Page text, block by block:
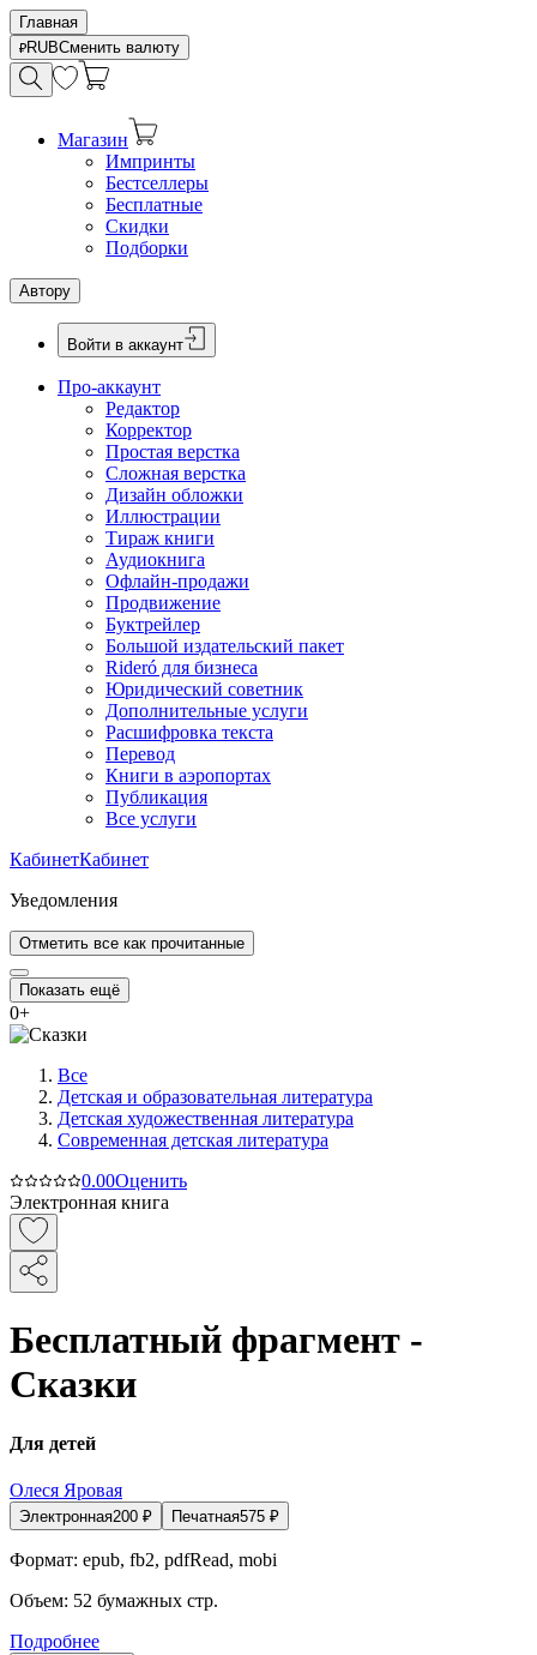
Главная
RUBСменить валюту
Магазин
Импринты
Бестселлеры
Бесплатные
Скидки
Подборки
Автору
Войти в аккаунт
Про-аккаунт
Редактор
Корректор
Простая верстка
Сложная верстка
Дизайн обложки
Иллюстрации
Тираж книги
Аудиокнига
Офлайн-продажи
Продвижение
Буктрейлер
Большой издательский пакет
Rideró для бизнеса
Юридический советник
Дополнительные услуги
Расшифровка текста
Перевод
Книги в аэропортах
Публикация
Все услуги
КабинетКабинет
Уведомления
Отметить все как прочитанные
Показать ещё
0+
Все
Детская и образовательная литература
Детская художественная литература
Современная детская литература
0.00Оценить
Электронная книга
Бесплатный фрагмент -
Сказки
Для детей
Олеся Яровая
Электронная200 ₽ Печатная575 ₽
Формат: epub, fb2, pdfRead, mobi
Объем: 52 бумажных стр.
Подробнее